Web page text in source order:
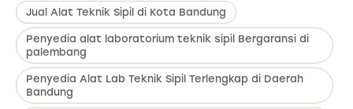
Jual Alat Teknik Sipil di Kota Bandung
Penyedia alat laboratorium teknik sipil Bergaransi di
palembang
Penyedia Alat Lab Teknik Sipil Terlengkap di Daerah
Bandung